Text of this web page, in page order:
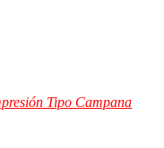
Tipo Campana